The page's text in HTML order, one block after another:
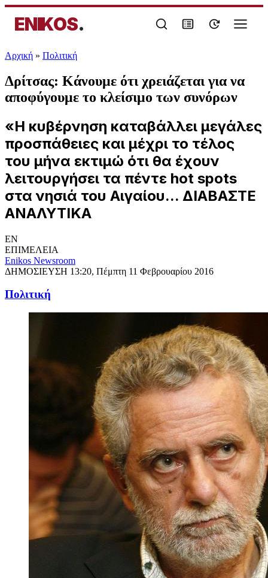
ENIKOS.
Αρχική » Πολιτική
Δρίτσας: Κάνουμε ότι χρειάζεται για να
αποφύγουμε το κλείσιμο των συνόρων
«Η κυβέρνηση καταβάλλει μεγάλες
προσπάθειες και μέχρι το τέλος
του μήνα εκτιμώ ότι θα έχουν
λειτουργήσει τα πέντε hot spots
στα νησιά του Αιγαίου... ΔΙΑΒΑΣΤΕ
ΑΝΑΛΥΤΙΚΑ
EN
ΕΠΙΜΕΛΕΙΑ
Enikos Newsroom
ΔΗΜΟΣΙΕΥΣΗ 13:20, Πέμπτη 11 Φεβρουαρίου 2016
Πολιτική